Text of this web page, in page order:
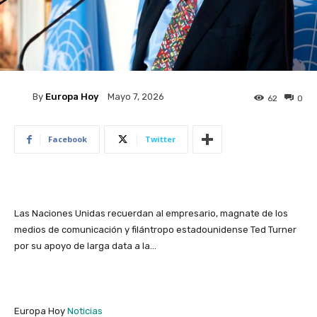
By Europa Hoy Mayo 7, 2026 0
62
Facebook Twitter
Las Naciones Unidas recuerdan al empresario, magnate de los
medios de comunicación y filántropo estadounidense Ted Turner
por su apoyo de larga data a la…
Europa Hoy Noticias